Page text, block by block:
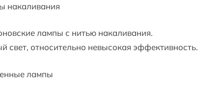
накаливания
лампы с нитью накаливания.
свет, относительно невысокая эффективность.
лампы